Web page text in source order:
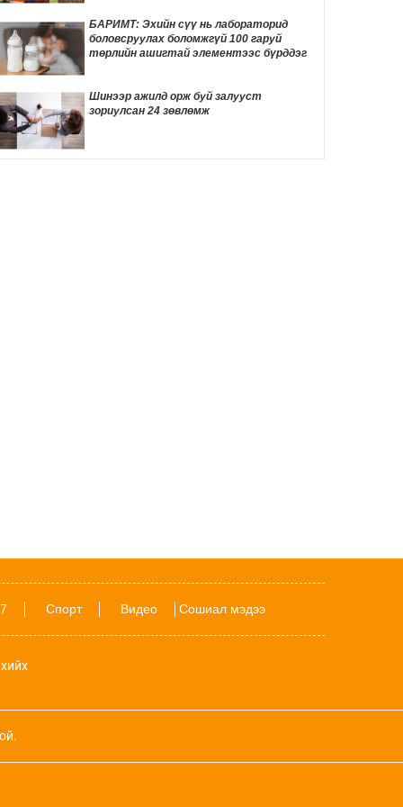
10 цаг 24 мин
ДҮН ШИНЖИЛГЭЭ: Америк- Хятадын
эмзэг харилцаа
10 цаг 34 мин
Д.Трамп төрөлхийн иргэншлийг дахин
хязгаарлахыг оролдлоо
Ш.Батырбек хүүгийн тухай 15 баримт
POETRY: Намрыг угтах найман шүлэг
Дэлхий даяар шатахууны хомсдол
БАРИМТ: Эхийн сүү нь лабораторид
боловсруулах боломжгүй 100 гаруй
төрлийн ашигтай элементээс бүрддэг
Шинээр ажилд орж буй залууст
зориулсан 24 зөвлөмж
Спорт Видео Сошиал мэдээ
хийх